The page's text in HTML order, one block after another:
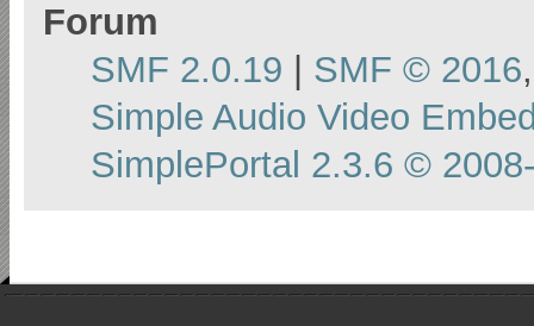
Forum
SMF 2.0.19
SMF © 2016
Simple Audio Video
SimplePortal 2.3.6 ©